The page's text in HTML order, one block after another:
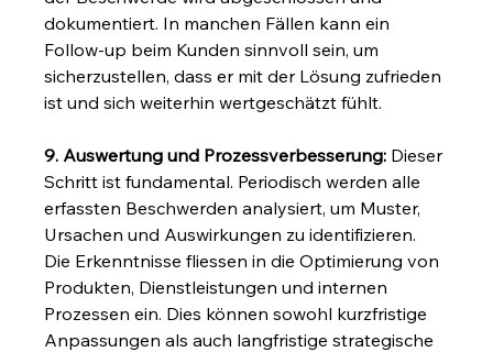
dokumentiert. In manchen Fällen kann ein
Follow-up beim Kunden sinnvoll sein, um
sicherzustellen, dass er mit der Lösung zufrieden
ist und sich weiterhin wertgeschätzt fühlt.
9. Auswertung und Prozessverbesserung: Dieser
Schritt ist fundamental. Periodisch werden alle
erfassten Beschwerden analysiert, um Muster,
Ursachen und Auswirkungen zu identifizieren.
Die Erkenntnisse fliessen in die Optimierung von
Produkten, Dienstleistungen und internen
Prozessen ein. Dies können sowohl kurzfristige
Anpassungen als auch langfristige strategische